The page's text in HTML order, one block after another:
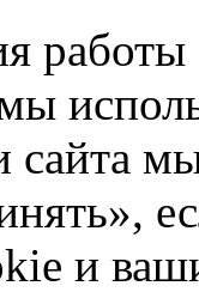
работы
сайта
и